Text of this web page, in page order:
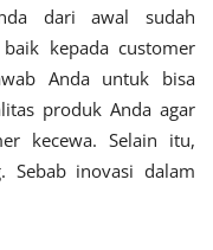
dari awal sudah
kepada customer
Anda untuk bisa
produk Anda agar
kecewa. Selain itu,
Sebab inovasi dalam